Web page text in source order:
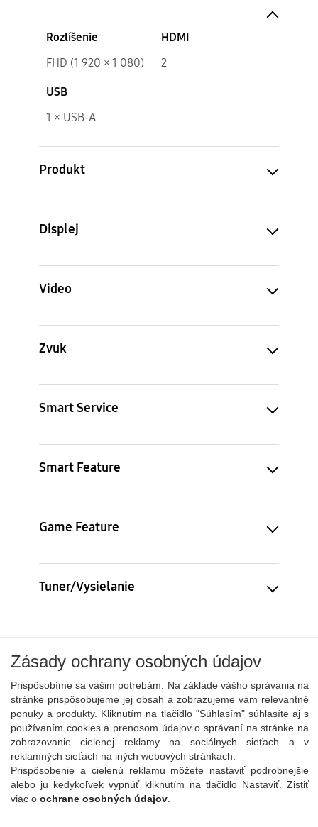
Rozlíšenie
FHD (1 920 × 1 080)
HDMI
2
USB
1 × USB-A
Produkt
Displej
Video
Zvuk
Smart Service
Smart Feature
Game Feature
Tuner/Vysielanie
Dizajn
Ďalšie funkcie
Zásady ochrany osobných údajov
Prispôsobíme sa vašim potrebám. Na základe vášho správania na
stránke prispôsobujeme jej obsah a zobrazujeme vám relevantné
ponuky a produkty. Kliknutím na tlačidlo "Súhlasím" súhlasíte aj s
používaním cookies a prenosom údajov o správaní na stránke na
zobrazovanie cielenej reklamy na sociálnych sieťach a v
reklamných sieťach na iných webových stránkach.
Prispôsobenie a cielenú reklamu môžete nastaviť podrobnejšie
alebo ju kedykoľvek vypnúť kliknutím na tlačidlo Nastaviť. Zistiť
viac o ochrane osobných údajov